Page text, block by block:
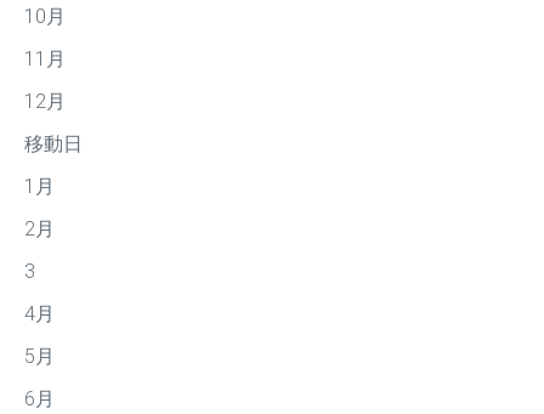
10月
11月
12月
移動日
1月
2月
3
4月
5月
6月